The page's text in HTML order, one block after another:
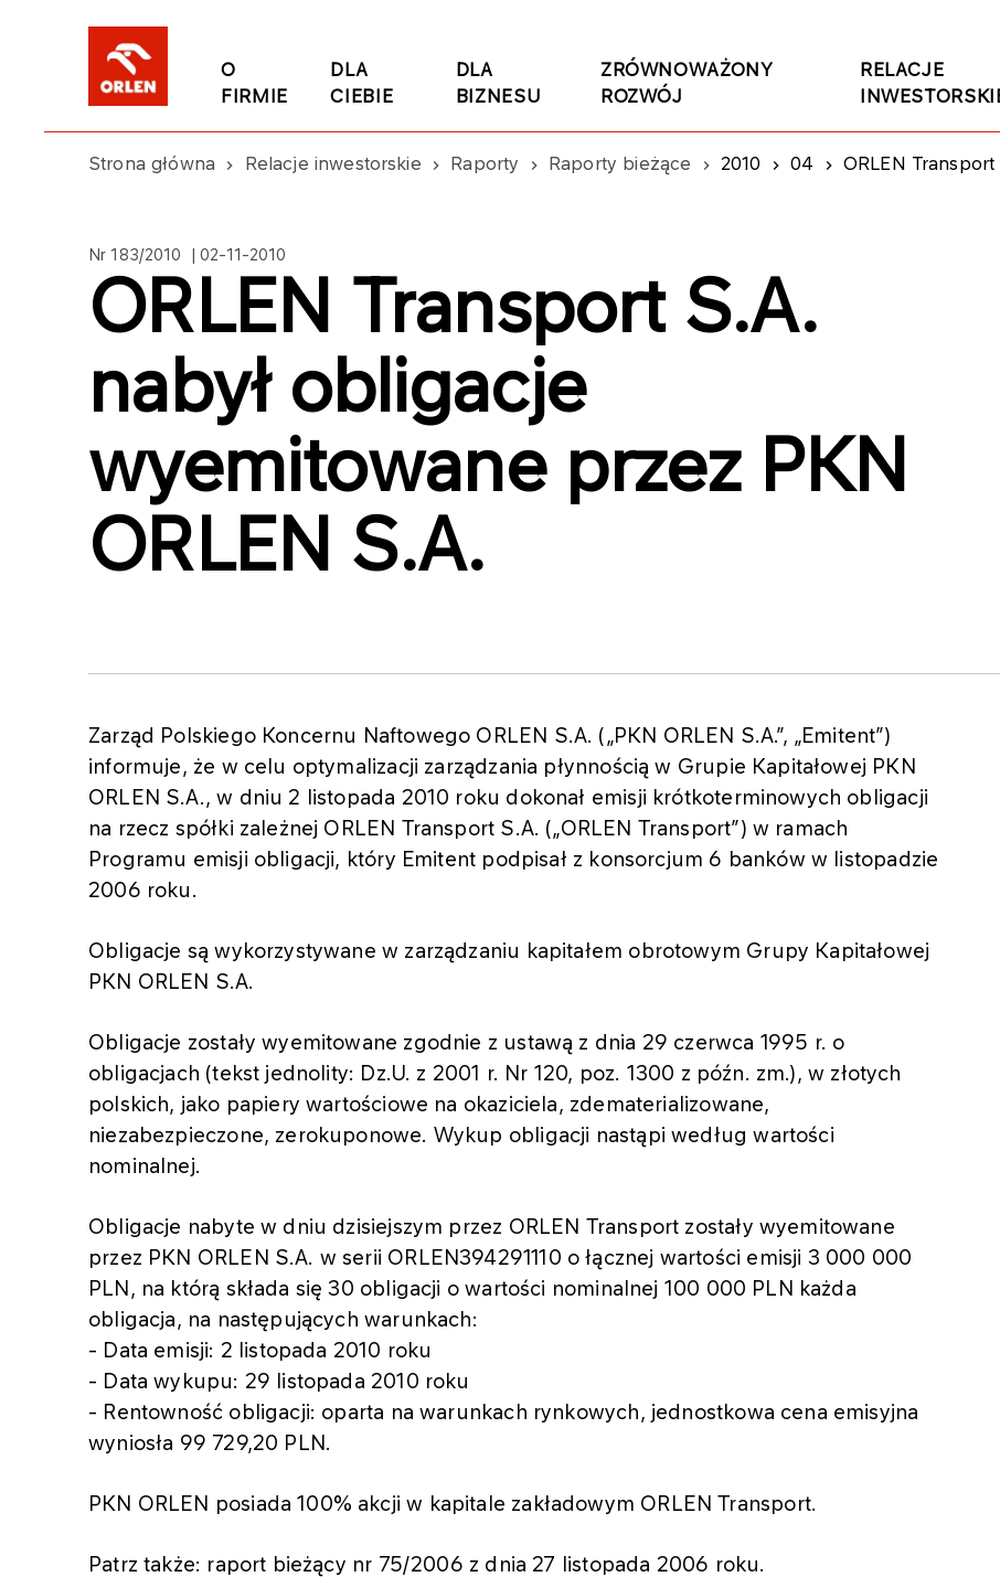
O
FIRMIE
DLA
CIEBIE
DLA
BIZNESU
ZRÓWNOWAŻONY
ROZWÓJ
RELACJE
Strona główna Relacje inwestorskie Raporty Raporty bieżące 2010 04 ORLEN Transport
Nr 183/2010 | 02-11-2010
ORLEN Transport S.A.
nabył obligacje
wyemitowane przez PKN
ORLEN S.A.
Zarząd Polskiego Koncernu Naftowego ORLEN S.A. („PKN ORLEN S.A.”, „Emitent”)
informuje, że w celu optymalizacji zarządzania płynnością w Grupie Kapitałowej PKN
ORLEN S.A., w dniu 2 listopada 2010 roku dokonał emisji krótkoterminowych obligacji
na rzecz spółki zależnej ORLEN Transport S.A. („ORLEN Transport”) w ramach
Programu emisji obligacji, który Emitent podpisał z konsorcjum 6 banków w listopadzie
2006 roku.
Obligacje są wykorzystywane w zarządzaniu kapitałem obrotowym Grupy Kapitałowej
PKN ORLEN S.A.
Obligacje zostały wyemitowane zgodnie z ustawą z dnia 29 czerwca 1995 r. o
obligacjach (tekst jednolity: Dz.U. z 2001 r. Nr 120, poz. 1300 z późn. zm.), w złotych
polskich, jako papiery wartościowe na okaziciela, zdematerializowane,
niezabezpieczone, zerokuponowe. Wykup obligacji nastąpi według wartości
nominalnej.
Obligacje nabyte w dniu dzisiejszym przez ORLEN Transport zostały wyemitowane
przez PKN ORLEN S.A. w serii ORLEN394291110 o łącznej wartości emisji 3 000 000
PLN, na którą składa się 30 obligacji o wartości nominalnej 100 000 PLN każda
obligacja, na następujących warunkach:
- Data emisji: 2 listopada 2010 roku
- Data wykupu: 29 listopada 2010 roku
- Rentowność obligacji: oparta na warunkach rynkowych, jednostkowa cena emisyjna
wyniosła 99 729,20 PLN.
PKN ORLEN posiada 100% akcji w kapitale zakładowym ORLEN Transport.
Patrz także: raport bieżący nr 75/2006 z dnia 27 listopada 2006 roku.